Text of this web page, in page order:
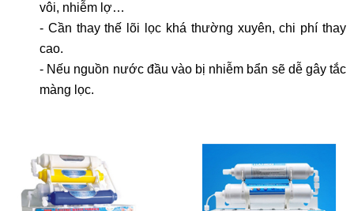
vôi, nhiễm lợ…
- Cần thay thế lõi lọc khá thường xuyên, chi phí thay
cao.
- Nếu nguồn nước đầu vào bị nhiễm bẩn sẽ dễ gây tắc
màng lọc.